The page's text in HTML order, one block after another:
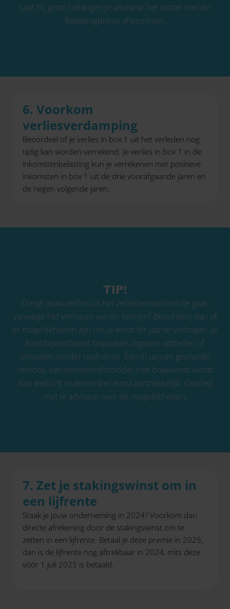
Laat bij grote belangen je adviseur het uitstel met de
Belastingdienst afstemmen.
6. Voorkom
verliesverdamping
Beoordeel of je verlies in box 1 uit het verleden nog
tijdig kan worden verrekend. Je verlies in box 1 in de
inkomstenbelasting kun je verrekenen met positieve
inkomsten in box 1 uit de drie voorafgaande jaren en
de negen volgende jaren.
TIP!
Dreigt jouw verlies uit het verleden verloren te gaan
vanwege het verlopen van de termijn? Beoordeel dan of
er mogelijkheden zijn om je winst dit jaar te verhogen. Je
kunt bijvoorbeeld bepaalde uitgaven uitstellen of
omzetten eerder realiseren. Een in januari geplande
verkoop van een bedrijfsmiddel met boekwinst wordt
dan wellicht in december extra aantrekkelijk. Overleg
met je adviseur over de mogelijkheden.
7. Zet je stakingswinst om in
een lijfrente
Staak je jouw onderneming in 2024? Voorkom dan
directe afrekening door de stakingswinst om te
zetten in een lijfrente. Betaal je deze premie in 2025,
dan is de lijfrente nog aftrekbaar in 2024, mits deze
vóór 1 juli 2025 is betaald.